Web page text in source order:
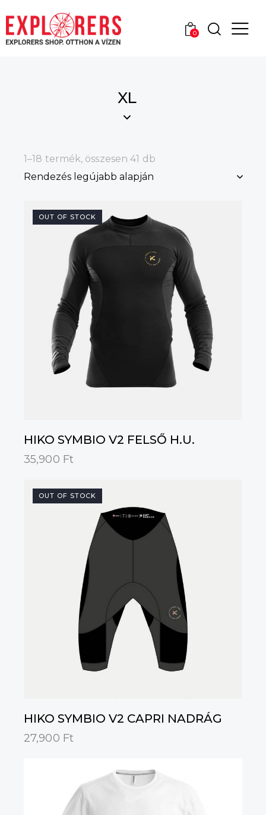
0
XL
1–18 termék, összesen 41 db
OUT OF STOCK
HIKO SYMBIO V2 FELSŐ H.U.
35,900 Ft
OUT OF STOCK
HIKO SYMBIO V2 CAPRI NADRÁG
27,900 Ft